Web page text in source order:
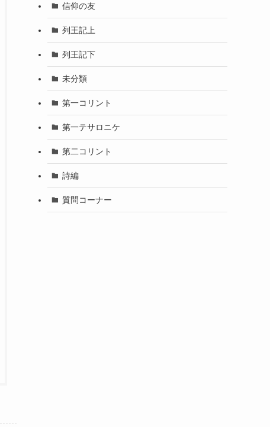
信仰の友
列王記上
列王記下
未分類
第一コリント
第一テサロニケ
第二コリント
詩編
質問コーナー